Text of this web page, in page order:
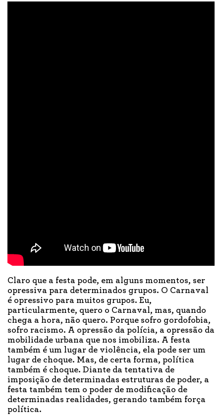
Claro que a festa pode, em alguns momentos, ser
opressiva para determinados grupos. O Carnaval
é opressivo para muitos grupos. Eu,
particularmente, quero o Carnaval, mas, quando
chega a hora, não quero. Porque sofro gordofobia,
sofro racismo. A opressão da polícia, a opressão da
mobilidade urbana que nos imobiliza. A festa
também é um lugar de violência, ela pode ser um
lugar de choque. Mas, de certa forma, política
também é choque. Diante da tentativa de
imposição de determinadas estruturas de poder, a
festa também tem o poder de modificação de
determinadas realidades, gerando também força
política.